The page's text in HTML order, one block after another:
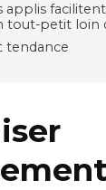
applis
tout-petit loin
tendance